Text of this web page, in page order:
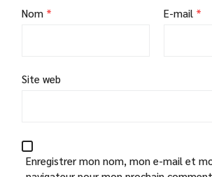
Nom * E-mail *
Site web
Enregistrer mon nom, mon e-mail et